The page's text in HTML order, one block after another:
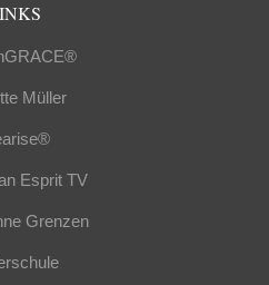
Müller
Esprit TV
Grenzen